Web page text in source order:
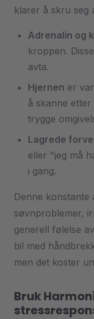
klarer å skru seg
Adrenalin og
kroppen.
avta.
Hjernen er
å skanne
trygge
Lagrede
eller "jeg må
i gang.
Denne konstante
søvnproblemer,
generell følelse
bil med
men det koster
Bruk